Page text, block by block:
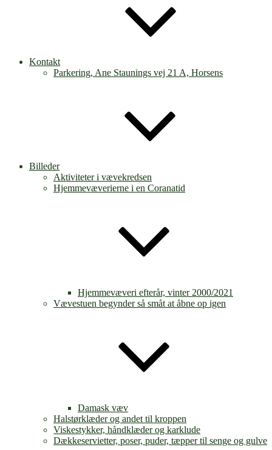
Kontakt
Parkering, Ane Staunings vej 21 A, Horsens
Billeder
Aktiviteter i vævekredsen
Hjemmevæverierne i en Coranatid
Hjemmevæveri efterår, vinter 2000/2021
Vævestuen begynder så småt at åbne op igen
Damask væv
Halstørklæder og andet til kroppen
Viskestykker, håndklæder og karklude
Dækkeservietter, poser, puder, tæpper til senge og gulve